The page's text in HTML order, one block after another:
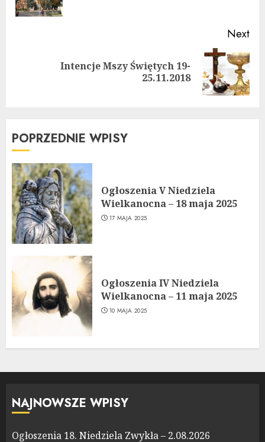
Next
Intencje Mszy Świętych 19-
25.11.2018
POPRZEDNIE WPISY
Ogłoszenia V Niedziela
Wielkanocna – 18 maja 2025
17 MAJA 2025
Ogłoszenia IV Niedziela
Wielkanocna – 11 maja 2025
10 MAJA 2025
NAJNOWSZE WPISY
Ogłoszenia 18. Niedziela Zwykła – 2.08.2026